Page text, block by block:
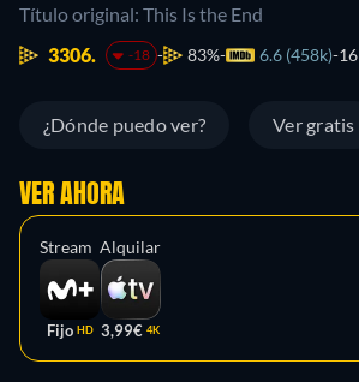
Título original: This Is the End
3306.
-18 83% 6.6 (458k) 16
¿Dónde puedo ver? Ver gratis
VER AHORA
Stream
Fijo HD
Alquilar
3,99€ 4K